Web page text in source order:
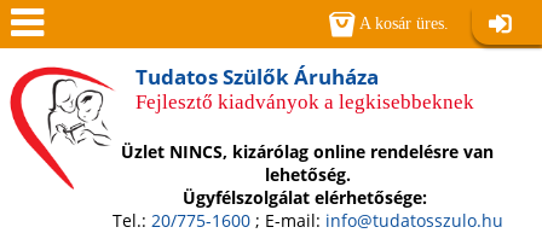
Jump to navigation
Tudatos Szülők Áruháza
Fejlesztő kiadványok a legkisebbeknek
Üzlet NINCS, kizárólag online rendelésre van
lehetőség.
Ügyfélszolgálat elérhetősége:
Tel.: 20/775-1600; E-mail: info@tudatosszulo.hu
A kosár üres.
Men
ü